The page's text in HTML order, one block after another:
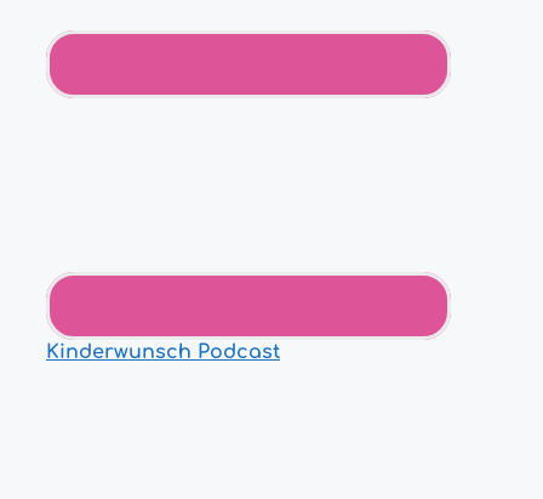
Kinderwunsch Podcast